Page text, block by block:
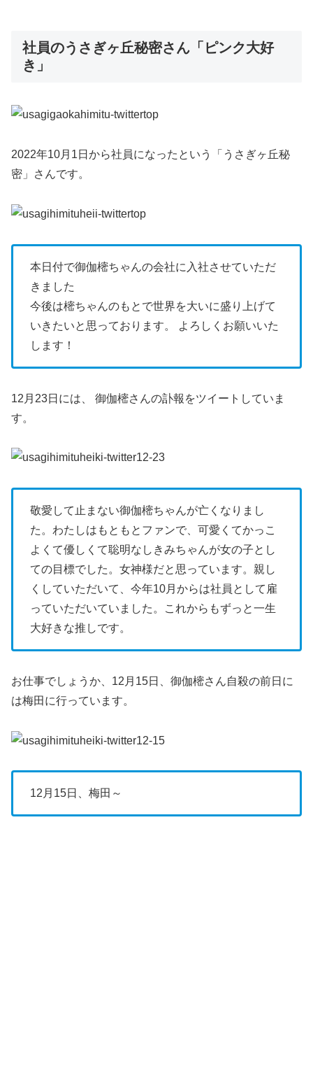
社員のうさぎヶ丘秘密さん「ピンク大好
き」
2022年10月1日から社員になったという「うさぎヶ丘秘
密」さんです。
本日付で御伽樒ちゃんの会社に入社させていただ
きました
今後は樒ちゃんのもとで世界を大いに盛り上げて
いきたいと思っております。 よろしくお願いいた
します！
12月23日には、 御伽樒さんの訃報をツイートしていま
す。
敬愛して止まない御伽樒ちゃんが亡くなりまし
た。わたしはもともとファンで、可愛くてかっこ
よくて優しくて聡明なしきみちゃんが女の子とし
ての目標でした。女神様だと思っています。親し
くしていただいて、今年10月からは社員として雇
っていただいていました。これからもずっと一生
大好きな推しです。
お仕事でしょうか、12月15日、御伽樒さん自殺の前日に
は梅田に行っています。
12月15日、梅田～